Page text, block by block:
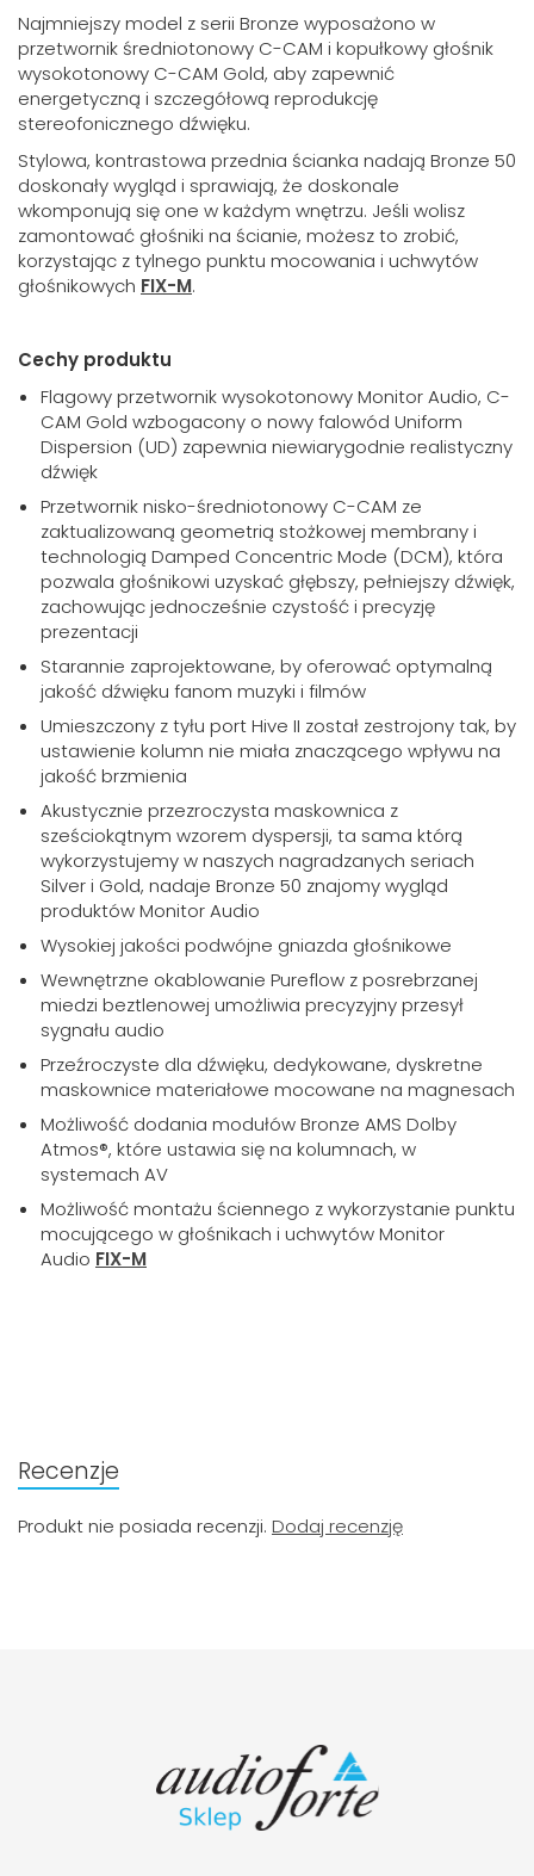
Najmniejszy model z serii Bronze wyposażono w
przetwornik średniotonowy C-CAM i kopułkowy głośnik
wysokotonowy C-CAM Gold, aby zapewnić
energetyczną i szczegółową reprodukcję
stereofonicznego dźwięku.
Stylowa, kontrastowa przednia ścianka nadają Bronze 50
doskonały wygląd i sprawiają, że doskonale
wkomponują się one w każdym wnętrzu. Jeśli wolisz
zamontować głośniki na ścianie, możesz to zrobić,
korzystając z tylnego punktu mocowania i uchwytów
głośnikowych FIX-M.
Cechy produktu
Flagowy przetwornik wysokotonowy Monitor Audio, C-
CAM Gold wzbogacony o nowy falowód Uniform
Dispersion (UD) zapewnia niewiarygodnie realistyczny
dźwięk
Przetwornik nisko-średniotonowy C-CAM ze
zaktualizowaną geometrią stożkowej membrany i
technologią Damped Concentric Mode (DCM), która
pozwala głośnikowi uzyskać głębszy, pełniejszy dźwięk,
zachowując jednocześnie czystość i precyzję
prezentacji
Starannie zaprojektowane, by oferować optymalną
jakość dźwięku fanom muzyki i filmów
Umieszczony z tyłu port Hive II został zestrojony tak, by
ustawienie kolumn nie miała znaczącego wpływu na
jakość brzmienia
Akustycznie przezroczysta maskownica z
sześciokątnym wzorem dyspersji, ta sama którą
wykorzystujemy w naszych nagradzanych seriach
Silver i Gold, nadaje Bronze 50 znajomy wygląd
produktów Monitor Audio
Wysokiej jakości podwójne gniazda głośnikowe
Wewnętrzne okablowanie Pureflow z posrebrzanej
miedzi beztlenowej umożliwia precyzyjny przesył
sygnału audio
Przeźroczyste dla dźwięku, dedykowane, dyskretne
maskownice materiałowe mocowane na magnesach
Możliwość dodania modułów Bronze AMS Dolby
Atmos®, które ustawia się na kolumnach, w
systemach AV
Możliwość montażu ściennego z wykorzystanie punktu
mocującego w głośnikach i uchwytów Monitor
Audio FIX-M
Recenzje
Produkt nie posiada recenzji. Dodaj recenzję